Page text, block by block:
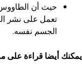
حيث أن الطاووس
الجسم نفسه.
يمكنك أيضا قراءة على